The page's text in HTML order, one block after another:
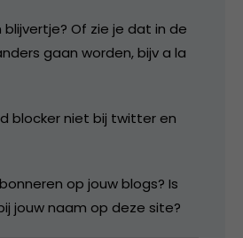
blijvertje? Of zie je dat in de
gaan worden, bijv a la
blocker niet bij twitter en
op jouw blogs? Is
jouw naam op deze site?